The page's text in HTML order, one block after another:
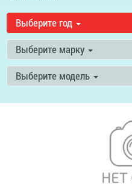
Выберите год
Выберите марку
Выберите модель